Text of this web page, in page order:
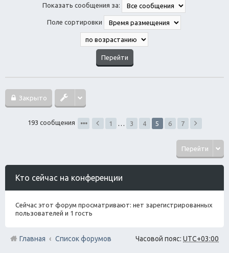
Показать сообщения за:
Поле сортировки
Закрыто
193 сообщения 1 … 3 4 5 6 7
Перейти
Кто сейчас на конференции
Сейчас этот форум просматривают: нет зарегистрированных
пользователей и 1 гость
Часовой пояс: UTC+03:00
Главная Список форумов